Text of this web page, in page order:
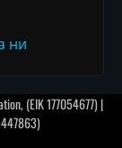
ни
(EIK 177054677) |